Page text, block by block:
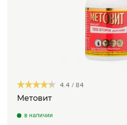
4.4 / 84
Метовит
в наличии